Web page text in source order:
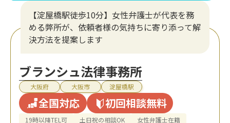
【淀屋橋駅徒歩10分】女性弁護士が代表を務
める弊所が、依頼者様の気持ちに寄り添って解
決方法を提案します
ブランシュ法律事務所
大阪府 大阪市 淀屋橋駅
全国対応 初回相談無料
19時以降TEL可 土日祝の相談OK
女性弁護士在籍